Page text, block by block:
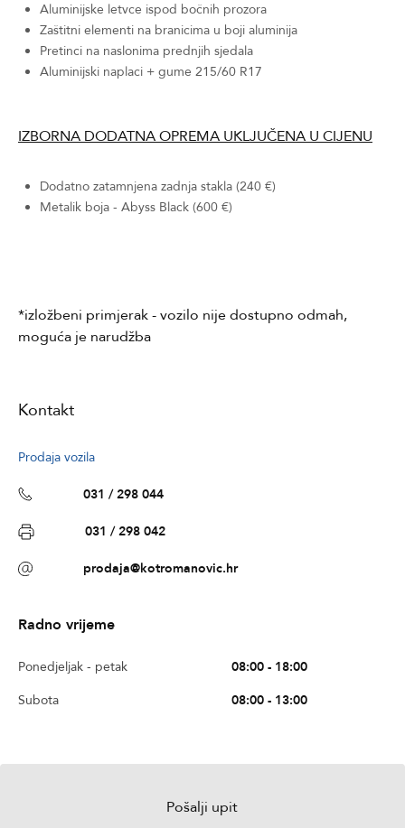
Aluminijske letvce ispod bočnih prozora
Zaštitni elementi na branicima u boji aluminija
Pretinci na naslonima prednjih sjedala
Aluminijski naplaci + gume 215/60 R17
IZBORNA DODATNAOPREMA UKLJUČENA U CIJENU
Dodatno zatamnjena zadnja stakla (240 €)
Metalik boja - Abyss Black (600 €)
*izložbeni primjerak - vozilo nije dostupno odmah,
moguća je narudžba
Kontakt
Prodaja vozila
031 / 298 044
031 / 298 042
prodaja@kotromanovic.hr
Radno vrijeme
Ponedjeljak - petak
08:00 - 18:00
Subota
08:00 - 13:00
Pošalji upit